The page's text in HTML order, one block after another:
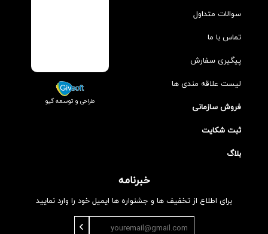
سوالات متداول
تماس با ما
پیگیری سفارش
لیست علاقه مندی ها
فروش سازمانی
ثبت شکایت
بلاگ
طراحی و توسعه گیو
خبرنامه
برای اطلاع از تخفیف ها و جشنواره ها ایمیل خود را وارد نمایید